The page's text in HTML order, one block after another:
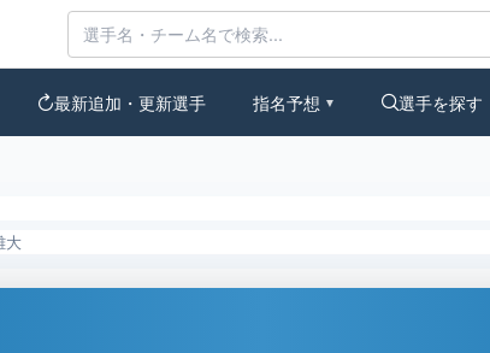
最新追加・更新選手 指名予想 ▼ 選手を探す
大